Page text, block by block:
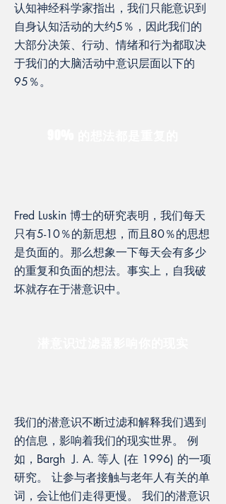
认知神经科学家指出，我们只能意识到
自身认知活动的大约5％，因此我们的
大部分决策、行动、情绪和行为都取决
于我们的大脑活动中意识层面以下的
95％。
Fred Luskin 博士的研究表明，我们每天
只有5-10％的新思想，而且80％的思想
是负面的。那么想象一下每天会有多少
的重复和负面的想法。事实上，自我破
坏就存在于潜意识中。
我们的潜意识不断过滤和解释我们遇到
的信息，影响着我们的现实世界。 例
如，Bargh J. A. 等人 (在 1996) 的一项
研究。 让参与者接触与老年人有关的单
词，会让他们走得更慢。 我们的潜意识